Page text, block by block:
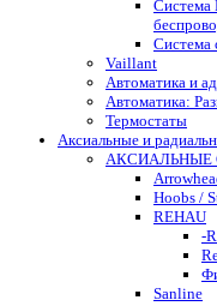
Система
Система
Vaillant
Автоматика и
Автоматика:
Термостаты
Аксиальные и
Hoobs /
REHAU
-
Sanline